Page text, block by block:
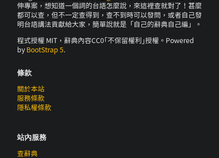
伸專案，想知道一個詞的台語怎麼說，來這裡查就對了！甚麼
都可以查，但不一定查得到，查不到時可以發問，或者自己發
明台語講法貢獻給大家，簡單說就是「自己的辭典自己編」。
程式授權 MIT，辭典內容CC0｢不保留權利｣授權。Powered
by BootStrap 5.
條款
關於本站
服務條款
隱私權條款
站內服務
查辭典